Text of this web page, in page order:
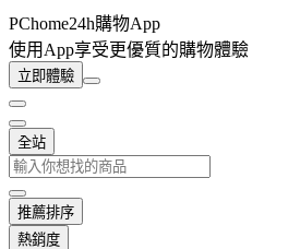
PChome24h購物App
使用App享受更優質的購物體驗
立即體驗
全站
推薦排序
熱銷度